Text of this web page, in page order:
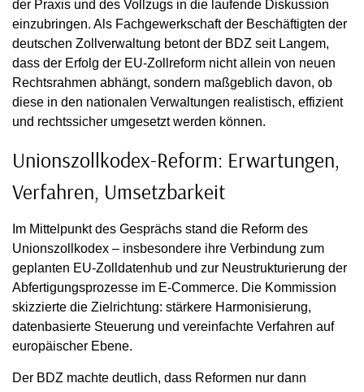
der Praxis und des Vollzugs in die laufende Diskussion
einzubringen. Als Fachgewerkschaft der Beschäftigten der
deutschen Zollverwaltung betont der BDZ seit Langem,
dass der Erfolg der EU-Zollreform nicht allein von neuen
Rechtsrahmen abhängt, sondern maßgeblich davon, ob
diese in den nationalen Verwaltungen realistisch, effizient
und rechtssicher umgesetzt werden können.
Unionszollkodex-Reform: Erwartungen,
Verfahren, Umsetzbarkeit
Im Mittelpunkt des Gesprächs stand die Reform des
Unionszollkodex – insbesondere ihre Verbindung zum
geplanten EU-Zolldatenhub und zur Neustrukturierung der
Abfertigungsprozesse im E-Commerce. Die Kommission
skizzierte die Zielrichtung: stärkere Harmonisierung,
datenbasierte Steuerung und vereinfachte Verfahren auf
europäischer Ebene.
Der BDZ machte deutlich, dass Reformen nur dann